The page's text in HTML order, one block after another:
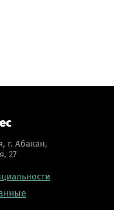
г. Абакан,
27